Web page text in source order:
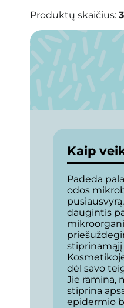
Produktų skaičius:
Kaip
Padeda
odos
daugintis
stiprinamąjį
dėl savo
Jie ramina,
stiprina
epidermio